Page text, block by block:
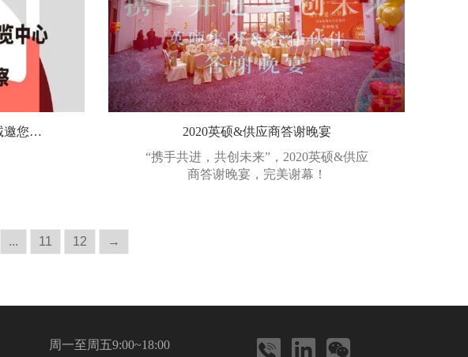
2021.3.29~3.30杭州创新展英硕诚邀您莅临
2020英硕&供应商答谢晚宴
“携手共进，共创未来”，2020英硕&供应
商答谢晚宴，完美谢幕！
... 11 12 →
周一至周五9:00~18:00   